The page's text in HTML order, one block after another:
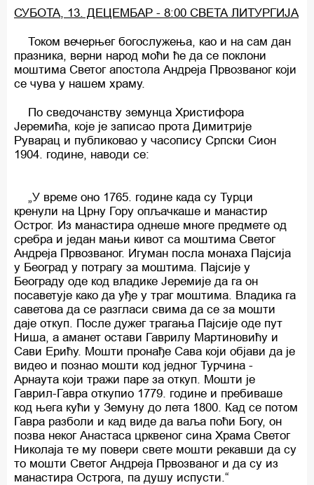
СУБОТА, 13. ДЕЦЕМБАР - 8:00 СВЕТА ЛИТУРГИЈА
Током вечерњег богослужења, као и на сам дан
празника, верни народ моћи ће да се поклони
моштима Светог апостола Андреја Првозваног који
се чува у нашем храму.
По сведочанству земунца Христифора
Јеремића, које је записао прота Димитрије
Руварац и публиковао у часопису Српски Сион
1904. године, наводи се:
„У време оно 1765. године када су Турци
кренули на Црну Гору опљачкаше и манастир
Острог. Из манастира однеше многе предмете од
сребра и један мањи кивот са моштима Светог
Андреја Првозваног. Игуман посла монаха Пајсија
у Београд у потрагу за моштима. Пајсије у
Београду оде код владике Јеремије да га он
посаветује како да уђе у траг моштима. Владика га
саветова да се разгласи свима да се за мошти
даје откуп. После дужег трагања Пајсије оде пут
Ниша, а аманет остави Гаврилу Мартиновићу и
Сави Ерићу. Мошти пронађе Сава који објави да је
видео и познао мошти код једног Турчина -
Арнаута који тражи паре за откуп. Мошти је
Гаврил-Гавра откупио 1779. године и пребиваше
код њега кући у Земуну до лета 1800. Кад се потом
Гавра разболи и кад виде да ваља поћи Богу, он
позва неког Анастаса црквеног сина Храма Светог
Николаја те му повери свете мошти рекавши да су
то мошти Светог Андреја Првозваног и да су из
манастира Острога, па душу испусти.“